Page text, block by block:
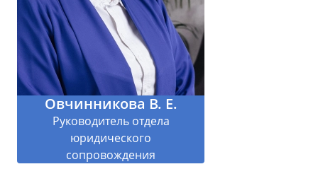
Овчинникова В. Е.
Руководитель отдела
юридического
сопровождения